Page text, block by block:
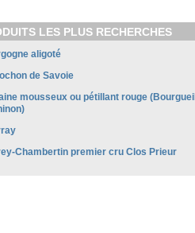
LES PLUS RECHERCHES
aligoté
de Savoie
mousseux ou pétillant rouge (Bourgueil
Chambertin premier cru Clos Prieur